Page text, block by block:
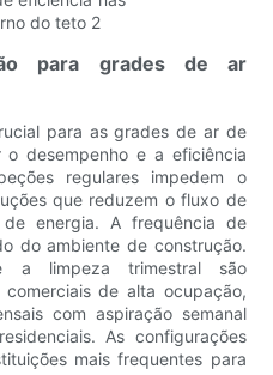
para grades de ar
para as grades de ar de
desempenho e a eficiência
regulares impedem o
que reduzem o fluxo de
energia. A frequência de
do ambiente de construção.
a limpeza trimestral são
de alta ocupação,
com aspiração semanal
As configurações
mais frequentes para